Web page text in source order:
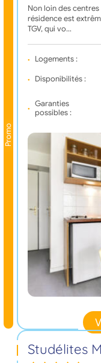
Promo
Non loin des
résidence est
TGV, qui vo…
Logements :
Disponibilités :
Garanties
possibles :
Studélites